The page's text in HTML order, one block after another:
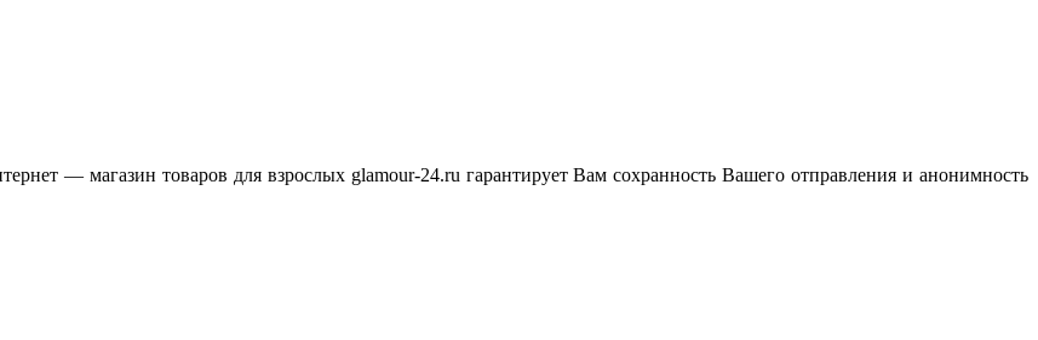
— магазин товаров для взрослых glamour-24.ru гарантирует Вам сохранность Вашего отправления и анонимность